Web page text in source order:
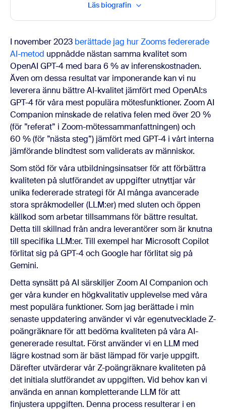
Läs biografin
I november 2023 berättade jag hur Zooms federerade
AI-metod uppnådde nästan samma kvalitet som
OpenAI GPT-4 med bara 6 % av inferenskostnaden.
Även om dessa resultat var imponerande kan vi nu
leverera ännu bättre AI-kvalitet jämfört med OpenAI:s
GPT-4 för våra mest populära mötesfunktioner. Zoom AI
Companion minskade de relativa felen med över 20 %
(för ”referat” i Zoom-mötessammanfattningen) och
60 % (för ”nästa steg”) jämfört med GPT-4 i vårt interna
jämförande blindtest som validerats av människor.
Som stöd för våra utbildningsinsatser för att förbättra
kvaliteten på slutförandet av uppgifter utnyttjar vår
unika federerade strategi för AI många avancerade
stora språkmodeller (LLM:er) med sluten och öppen
källkod som arbetar tillsammans för bättre resultat.
Detta till skillnad från andra leverantörer som är knutna
till specifika LLM:er. Till exempel har Microsoft Copilot
förlitat sig på GPT-4 och Google har förlitat sig på
Gemini.
Detta synsätt på AI särskiljer Zoom AI Companion och
ger våra kunder en högkvalitativ upplevelse med våra
mest populära funktioner. Som jag berättade i min
senaste uppdatering använder vi vår egenutvecklade Z-
poängräknare för att bedöma kvaliteten på våra AI-
genererade resultat. Först använder vi en LLM med
lägre kostnad som är bäst lämpad för varje uppgift.
Därefter utvärderar vår Z-poängräknare kvaliteten på
det initiala slutförandet av uppgiften. Vid behov kan vi
använda en annan kompletterande LLM för att
finjustera uppgiften. Denna process resulterar i en